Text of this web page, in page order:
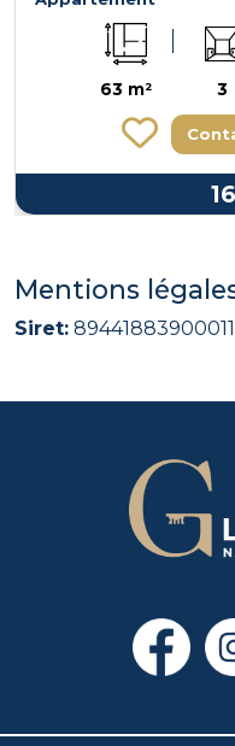
63 m² 3
Mentions
Siret: 89441883900011